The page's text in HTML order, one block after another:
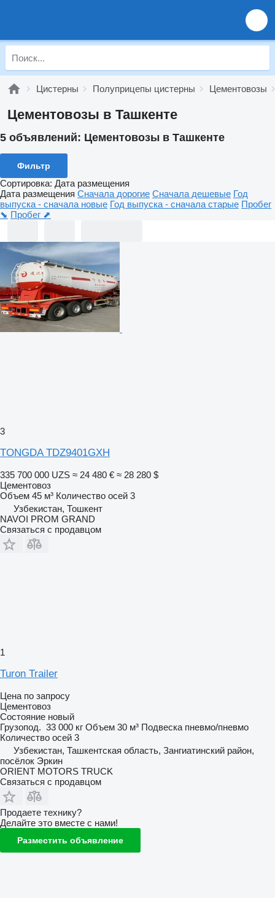
Цистерны Полуприцепы цистерны Цементовозы
Цементовозы в Ташкенте
5 объявлений: Цементовозы в Ташкенте
Фильтр
Сортировка: Дата размещения
Дата размещения Сначала дорогие Сначала дешевые Год
выпуска - сначала новые Год выпуска - сначала старые Пробег
⬊ Пробег ⬈
3
TONGDA TDZ9401GXH
335 700 000 UZS ≈ 24 480 € ≈ 28 280 $
Цементовоз
Объем 45 м³ Количество осей 3
Узбекистан, Тошкент
NAVOI PROM GRAND
Связаться с продавцом
1
Turon Trailer
Цена по запросу
Цементовоз
Состояние новый
Грузопод. 33 000 кг Объем 30 м³ Подвеска пневмо/пневмо
Количество осей 3
Узбекистан, Ташкентская область, Зангиатинский район,
посёлок Эркин
ORIENT MOTORS TRUCK
Связаться с продавцом
Продаете технику?
Делайте это вместе с нами!
Разместить объявление